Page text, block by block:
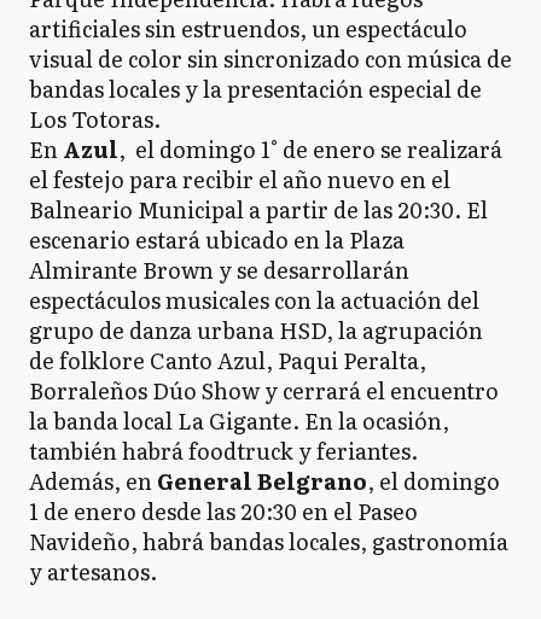
artificiales sin estruendos, un espectáculo
visual de color sin sincronizado con música de
bandas locales y la presentación especial de
Los Totoras.
EnAzul, el domingo 1° de enero se realizará
el festejo para recibir el año nuevo en el
Balneario Municipal a partir de las 20:30. El
escenario estará ubicado en la Plaza
Almirante Brown y se desarrollarán
espectáculos musicales con la actuación del
grupo de danza urbana HSD, la agrupación
de folklore Canto Azul, Paqui Peralta,
Borraleños Dúo Show y cerrará el encuentro
la banda local La Gigante. En la ocasión,
también habrá foodtruck y feriantes.
Además, enGeneral Belgrano, el domingo
1 de enero desde las 20:30 en el Paseo
Navideño, habrá bandas locales, gastronomía
y artesanos.